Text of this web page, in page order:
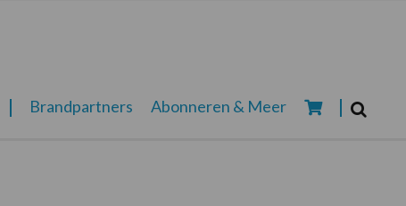
Brandpartners Abonneren & Meer